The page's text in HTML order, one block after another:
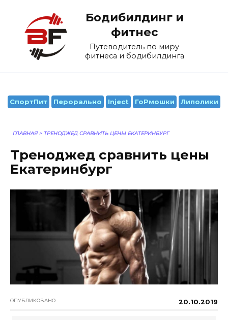
содержанию
Бодибилдинг и
фитнес
Путеводитель по миру
фитнеса и бодибилдинга
СпортПит Перорально Inject ГоРмошки Липолики
ГЛАВНАЯ > ТРЕНОДЖЕД СРАВНИТЬ ЦЕНЫ ЕКАТЕРИНБУРГ
Треноджед сравнить цены
Екатеринбург
ОПУБЛИКОВАНО 20.10.2019